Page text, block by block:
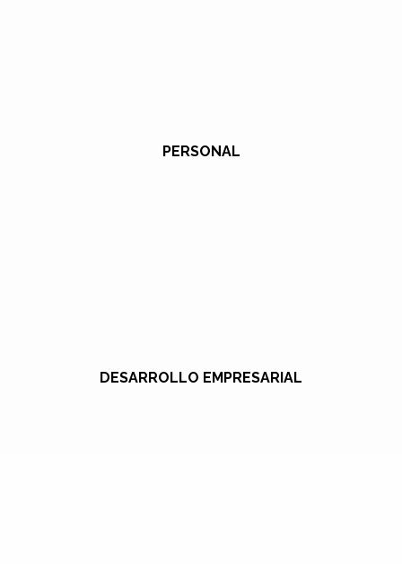
PERSONAL
DESARROLLO EMPRESARIAL